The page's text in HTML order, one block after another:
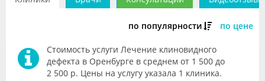
по популярности по цене
Стоимость услуги Лечение клиновидного
дефекта в Оренбурге в среднем от 1 500 до
2 500 р. Цены на услугу указала 1 клиника.